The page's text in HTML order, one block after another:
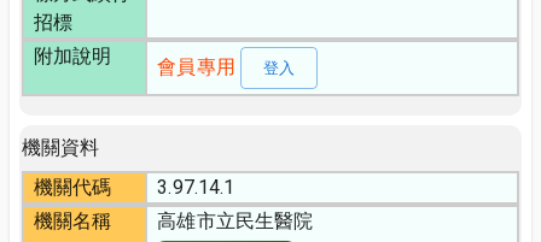
招標
附加說明 會員專用 登入
機關資料
機關代碼
3.97.14.1
機關名稱
高雄市立民生醫院